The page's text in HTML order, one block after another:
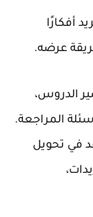
أفكارًا
عرضه.
الدروس،
المراجعة.
في تحويل